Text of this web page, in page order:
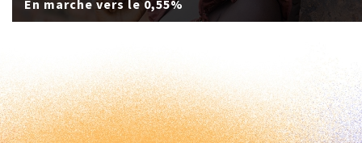
En marche vers le 0,55%